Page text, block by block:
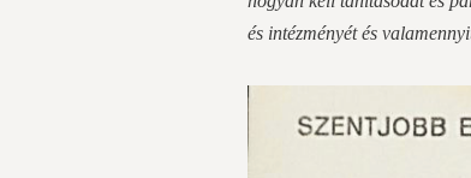
és intézményét és